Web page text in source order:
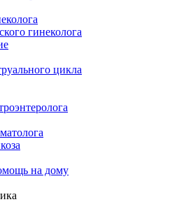
гинеколога
цикла
на дому